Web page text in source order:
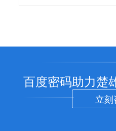
百度密码助力楚
立